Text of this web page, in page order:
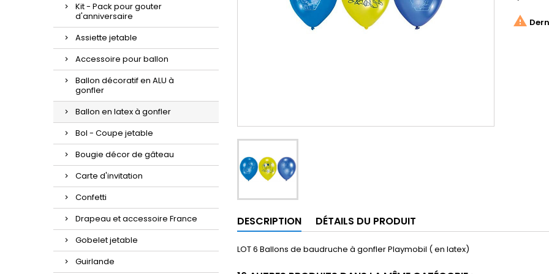
Kit - Pack pour gouter
d'anniversaire
Assiette jetable
Accessoire pour ballon
Ballon décoratif en ALU à
gonfler
Ballon en latex à gonfler
Bol - Coupe jetable
Bougie décor de gâteau
Carte d'invitation
Confetti
Drapeau et accessoire France
Gobelet jetable
Guirlande

DESCRIPTION DÉTAILS DU PRODUIT
LOT 6 Ballons de baudruche à gonfler Playmobil ( en latex)